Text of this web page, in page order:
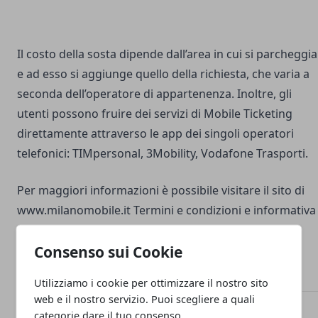
Consenso sui Cookie
Utilizziamo i cookie per ottimizzare il nostro sito
web e il nostro servizio. Puoi scegliere a quali
categorie dare il tuo consenso.
Il costo della sosta dipende dall’area in cui si parcheggia
e ad esso si aggiunge quello della richiesta, che varia a
seconda dell’operatore di appartenenza. Inoltre, gli
utenti possono fruire dei servizi di Mobile Ticketing
direttamente attraverso le app dei singoli operatori
telefonici: TIMpersonal, 3Mobility, Vodafone Trasporti.
Per maggiori informazioni è possibile visitare il sito di
www.milanomobile.it Termini e condizioni e informativa
Privacy su www.digitalticketing.it